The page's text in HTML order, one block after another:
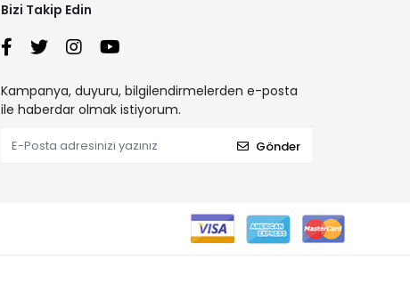
Bizi Takip Edin
Kampanya, duyuru, bilgilendirmelerden e-posta
ile haberdar olmak istiyorum.
Gönder